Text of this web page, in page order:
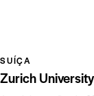
SUÍÇA
Zurich